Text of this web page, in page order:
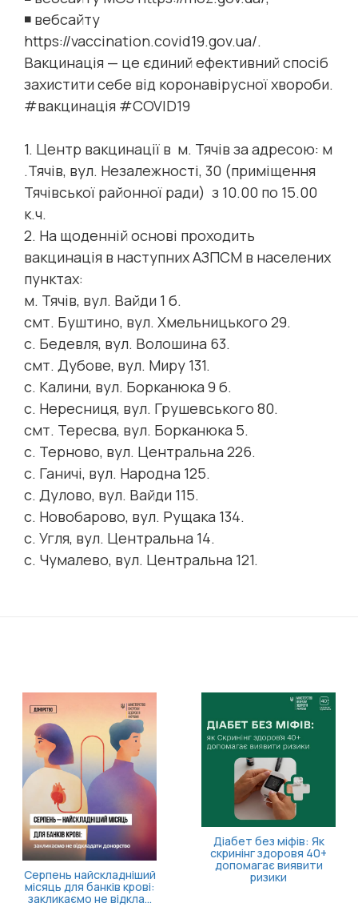
◾ вебсайту
https://vaccination.covid19.gov.ua/.
Вакцинація — це єдиний ефективний спосіб
захистити себе від коронавірусної хвороби.
#вакцинація #COVID19
1. Центр вакцинації в м. Тячів за адресою: м
.Тячів, вул. Незалежності, 30 (приміщення
Тячівської районної ради) з 10.00 по 15.00
к.ч.
2. На щоденній основі проходить
вакцинація в наступних АЗПСМ в населених
пунктах:
м. Тячів, вул. Вайди 1 б.
смт. Буштино, вул. Хмельницького 29.
с. Бедевля, вул. Волошина 63.
смт. Дубове, вул. Миру 131.
с. Калини, вул. Борканюка 9 б.
с. Нересниця, вул. Грушевського 80.
смт. Тересва, вул. Борканюка 5.
с. Терново, вул. Центральна 226.
с. Ганичі, вул. Народна 125.
с. Дулово, вул. Вайди 115.
с. Новобарово, вул. Рущака 134.
с. Угля, вул. Центральна 14.
с. Чумалево, вул. Центральна 121.
крові:
Діабет без міфів: Як
скринінг здоровя 40+
допомагає виявити
ризики
11 серпня
засідання Ради